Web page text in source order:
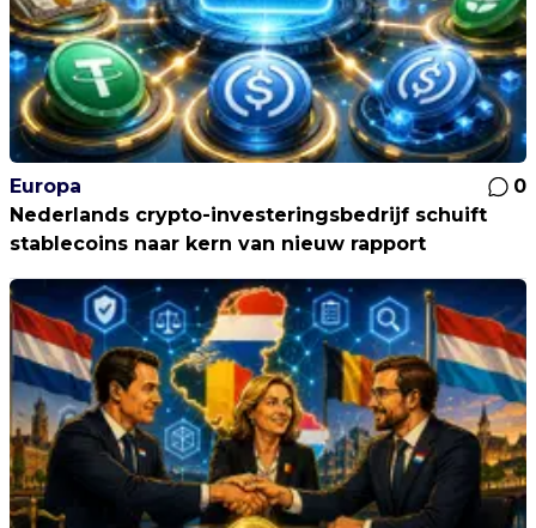
Europa
0
Nederlands crypto-investeringsbedrijf schuift
stablecoins naar kern van nieuw rapport